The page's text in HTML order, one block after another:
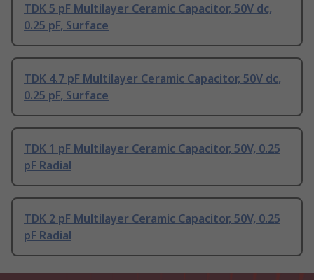
TDK 5 pF Multilayer Ceramic Capacitor, 50V dc,
0.25 pF, Surface
TDK 4.7 pF Multilayer Ceramic Capacitor, 50V dc,
0.25 pF, Surface
TDK 1 pF Multilayer Ceramic Capacitor, 50V, 0.25
pF Radial
TDK 2 pF Multilayer Ceramic Capacitor, 50V, 0.25
pF Radial